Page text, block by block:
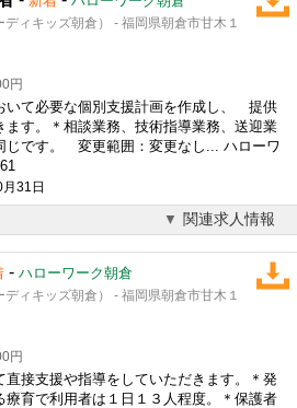
ィキッズ朝倉） - 福岡県朝倉市甘木１
円
いて必要な個別支援計画を作成し、 提供
す。＊相談業務、技術指導業務、送迎業
じです。 変更範囲：変更なし... ハローワ
31日
関連求人情報
- ハローワーク朝倉
ィキッズ朝倉） - 福岡県朝倉市甘木１
円
直接支援や指導をしていただきます。＊発
育で利用者は１日１３人程度。＊保護者